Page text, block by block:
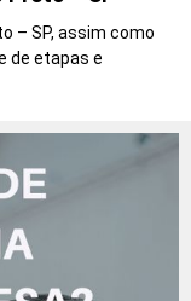
– SP, assim como
de etapas e